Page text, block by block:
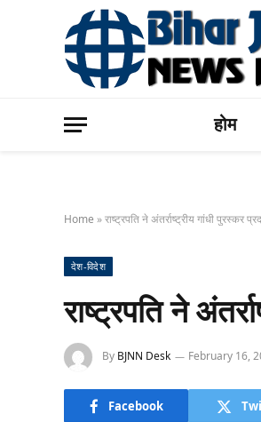
होम
Home »राष्‍ट्रपति ने अंतर्राष्‍ट्रीय गांधी पुरस्‍कर
देश-विदेश
राष्‍ट्रपति ने
By BJNN Desk February 16,
Facebook